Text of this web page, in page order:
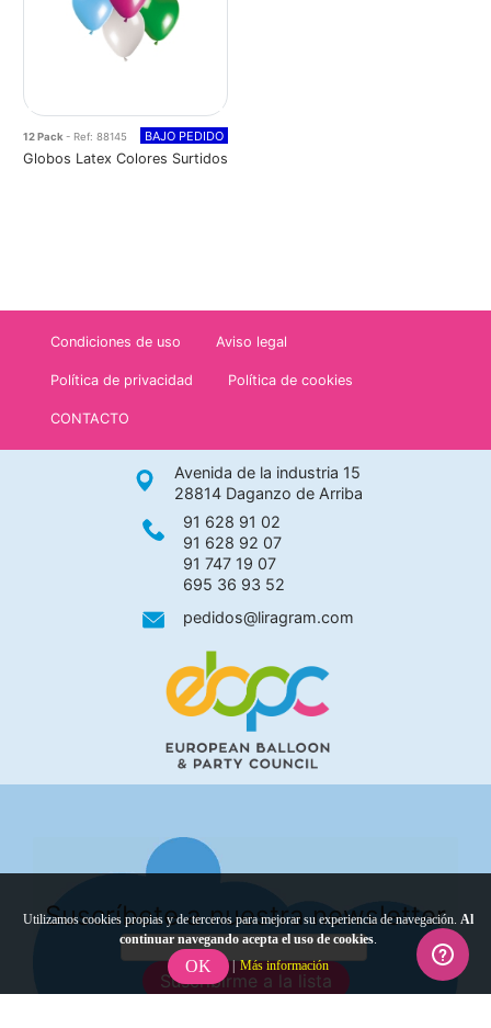
12 Pack - Ref: 88145 BAJO PEDIDO
Globos Latex Colores Surtidos
Condiciones de uso Aviso legal
Política de privacidad Política de cookies
CONTACTO
Avenida de la industria 15
28814 Daganzo de Arriba
91 628 91 02
91 628 92 07
91 747 19 07
695 36 93 52
pedidos@liragram.com
Suscríbete a nuestra newsletter
Suscribirme a la lista
Utilizamos cookies propias y de terceros para mejorar su experiencia de navegación. Al
continuar navegando acepta el uso de cookies.
OK | Más información